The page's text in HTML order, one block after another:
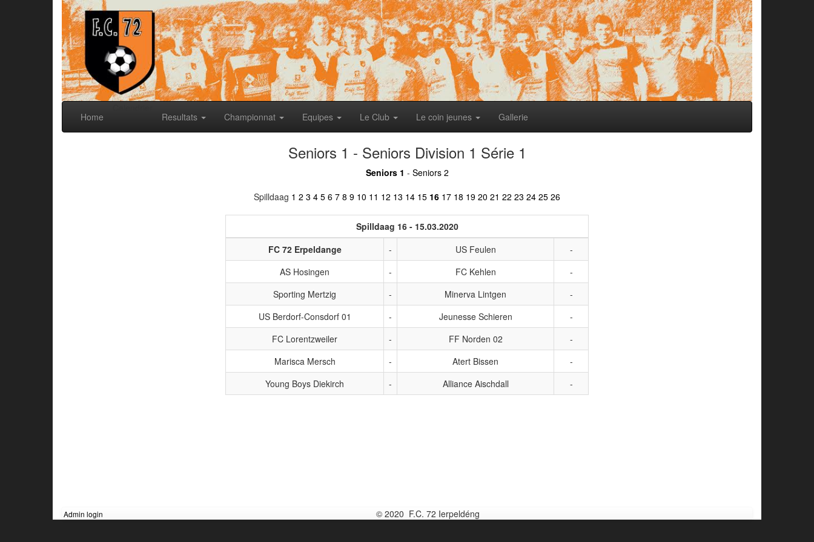
Home Resultats Championnat Equipes Le Club Le coin jeunes Gallerie
Seniors 1 - Seniors Division 1 Série 1
Seniors 1 - Seniors 2
Spilldaag 1 2 3 4 5 6 7 8 9 10 11 12 13 14 15 16 17 18 19 20 21 22 23 24 25 26
Spilldaag 16 - 15.03.2020
FC 72 Erpeldange
- US Feulen
-
AS Hosingen
- FC Kehlen
-
Sporting Mertzig
- Minerva Lintgen
-
US Berdorf-Consdorf 01
- Jeunesse Schieren
-
FC Lorentzweiler
- FF Norden 02
-
Marisca Mersch
- Atert Bissen
-
Young Boys Diekirch
- Alliance Aischdall -
Admin login © 2020 F.C. 72 Ierpeldéng